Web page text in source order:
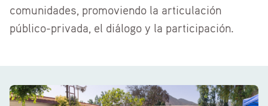
comunidades, promoviendo la articulación
público-privada, el diálogo y la participación.